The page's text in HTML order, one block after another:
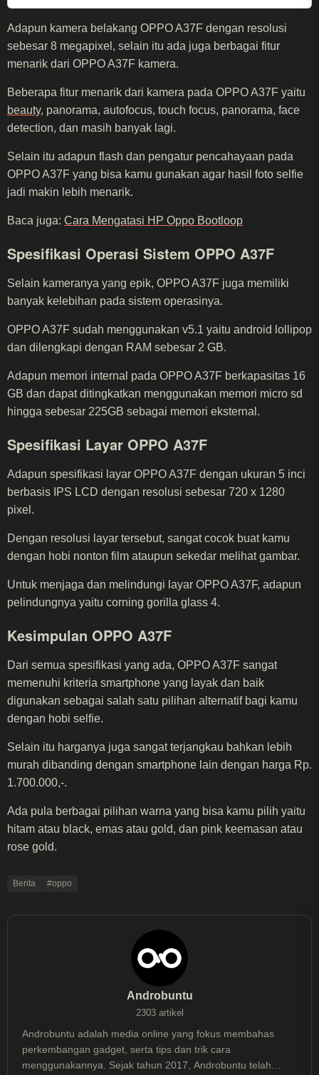
Adapun kamera belakang OPPO A37F dengan resolusi
sebesar 8 megapixel, selain itu ada juga berbagai fitur
menarik dari OPPO A37F kamera.
Beberapa fitur menarik dari kamera pada OPPO A37F yaitu
beauty, panorama, autofocus, touch focus, panorama, face
detection, dan masih banyak lagi.
Selain itu adapun flash dan pengatur pencahayaan pada
OPPO A37F yang bisa kamu gunakan agar hasil foto selfie
jadi makin lebih menarik.
Baca juga: Cara Mengatasi HP Oppo Bootloop
Spesifikasi Operasi Sistem OPPO A37F
Selain kameranya yang epik, OPPO A37F juga memiliki
banyak kelebihan pada sistem operasinya.
OPPO A37F sudah menggunakan v5.1 yaitu android lollipop
dan dilengkapi dengan RAM sebesar 2 GB.
Adapun memori internal pada OPPO A37F berkapasitas 16
GB dan dapat ditingkatkan menggunakan memori micro sd
hingga sebesar 225GB sebagai memori eksternal.
Spesifikasi Layar OPPO A37F
Adapun spesifikasi layar OPPO A37F dengan ukuran 5 inci
berbasis IPS LCD dengan resolusi sebesar 720 x 1280
pixel.
Dengan resolusi layar tersebut, sangat cocok buat kamu
dengan hobi nonton film ataupun sekedar melihat gambar.
Untuk menjaga dan melindungi layar OPPO A37F, adapun
pelindungnya yaitu corning gorilla glass 4.
Kesimpulan OPPO A37F
Dari semua spesifikasi yang ada, OPPO A37F sangat
memenuhi kriteria smartphone yang layak dan baik
digunakan sebagai salah satu pilihan alternatif bagi kamu
dengan hobi selfie.
Selain itu harganya juga sangat terjangkau bahkan lebih
murah dibanding dengan smartphone lain dengan harga Rp.
1.700.000,-.
Ada pula berbagai pilihan warna yang bisa kamu pilih yaitu
hitam atau black, emas atau gold, dan pink keemasan atau
rose gold.
Berita #oppo
Androbuntu
2303 artikel
Androbuntu adalah media online yang fokus membahas
perkembangan gadget, serta tips dan trik cara
menggunakannya. Sejak tahun 2017, Androbuntu telah